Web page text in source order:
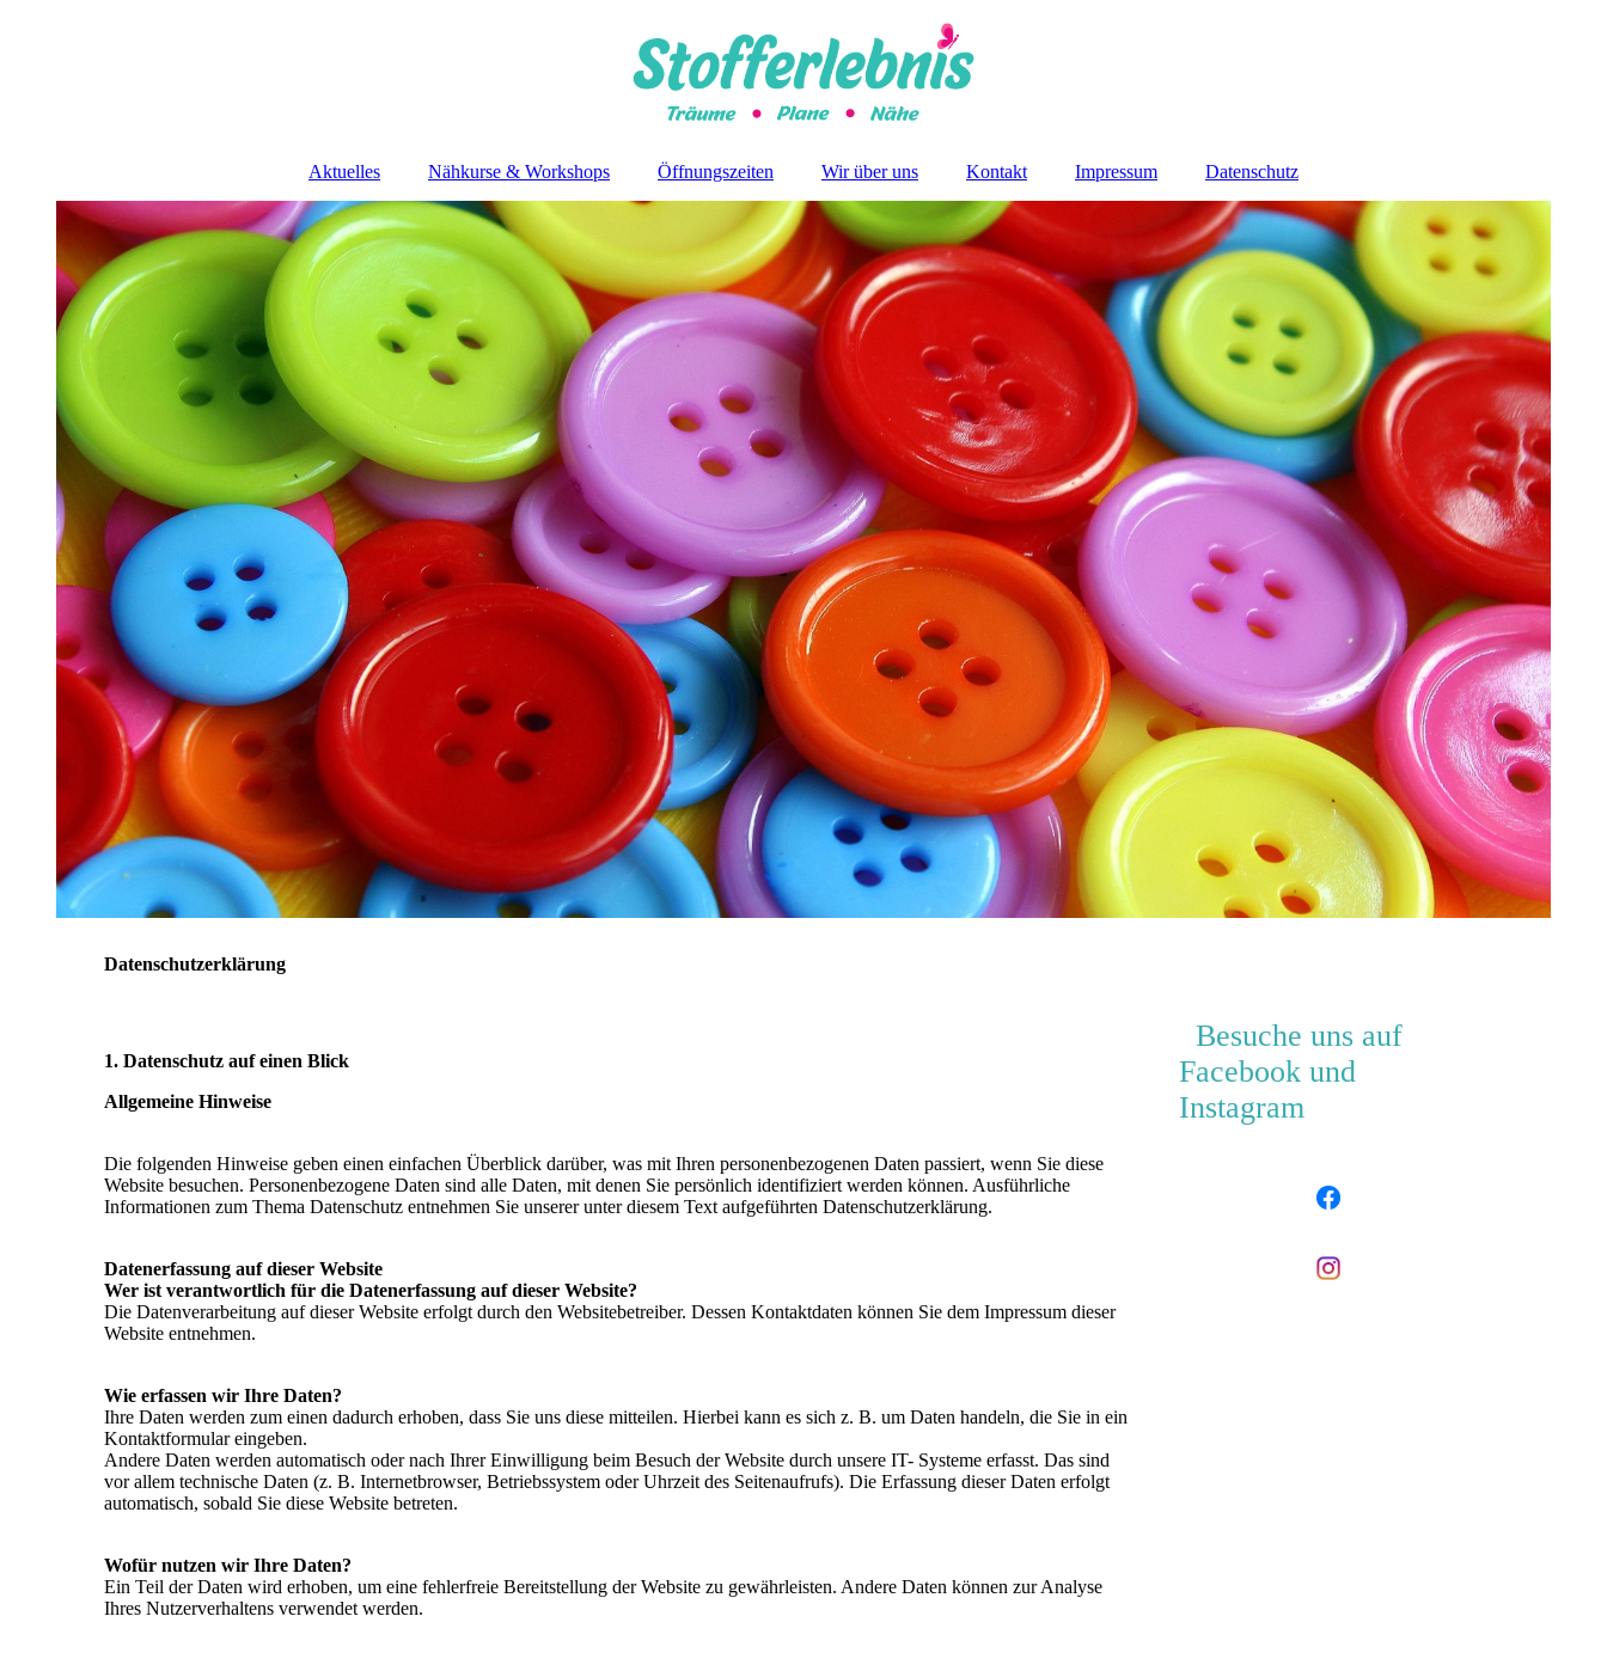
Aktuelles Nähkurse & Workshops Öffnungszeiten Wir über uns Kontakt Impressum Datenschutz
Datenschutzerklärung
1. Datenschutz auf einen Blick
Allgemeine Hinweise
Die folgenden Hinweise geben einen einfachen Überblick darüber, was mit Ihren personenbezogenen Daten passiert, wenn Sie diese
Website besuchen. Personenbezogene Daten sind alle Daten, mit denen Sie persönlich identifiziert werden können. Ausführliche
Informationen zum Thema Datenschutz entnehmen Sie unserer unter diesem Text aufgeführten Datenschutzerklärung.
Datenerfassung auf dieser Website
Wer ist verantwortlich für die Datenerfassung auf dieser Website?
Die Datenverarbeitung auf dieser Website erfolgt durch den Websitebetreiber. Dessen Kontaktdaten können Sie dem Impressum dieser
Website entnehmen.
Wie erfassen wir Ihre Daten?
Ihre Daten werden zum einen dadurch erhoben, dass Sie uns diese mitteilen. Hierbei kann es sich z. B. um Daten handeln, die Sie in ein
Kontaktformular eingeben.
Andere Daten werden automatisch oder nach Ihrer Einwilligung beim Besuch der Website durch unsere IT- Systeme erfasst. Das sind
vor allem technische Daten (z. B. Internetbrowser, Betriebssystem oder Uhrzeit des Seitenaufrufs). Die Erfassung dieser Daten erfolgt
automatisch, sobald Sie diese Website betreten.
Wofür nutzen wir Ihre Daten?
Ein Teil der Daten wird erhoben, um eine fehlerfreie Bereitstellung der Website zu gewährleisten. Andere Daten können zur Analyse
Ihres Nutzerverhaltens verwendet werden.
Besuche uns auf
Facebook und
Instagram